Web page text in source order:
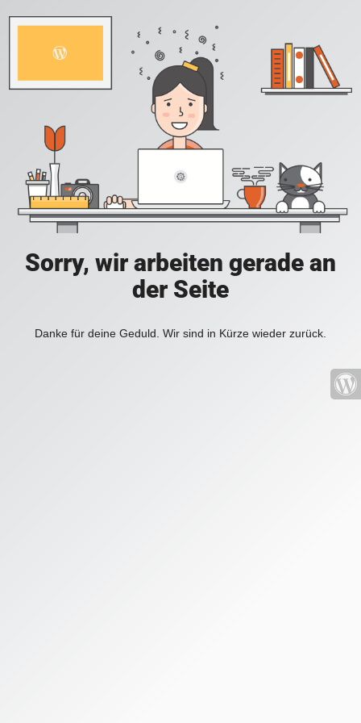
Sorry, wir arbeiten gerade an
der Seite
Danke für deine Geduld. Wir sind in Kürze wieder zurück.